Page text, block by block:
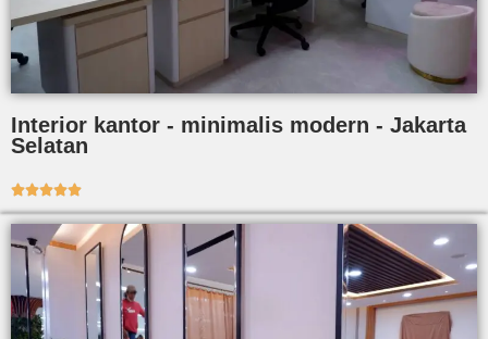
Interior kantor - minimalis modern - Jakarta
Selatan
